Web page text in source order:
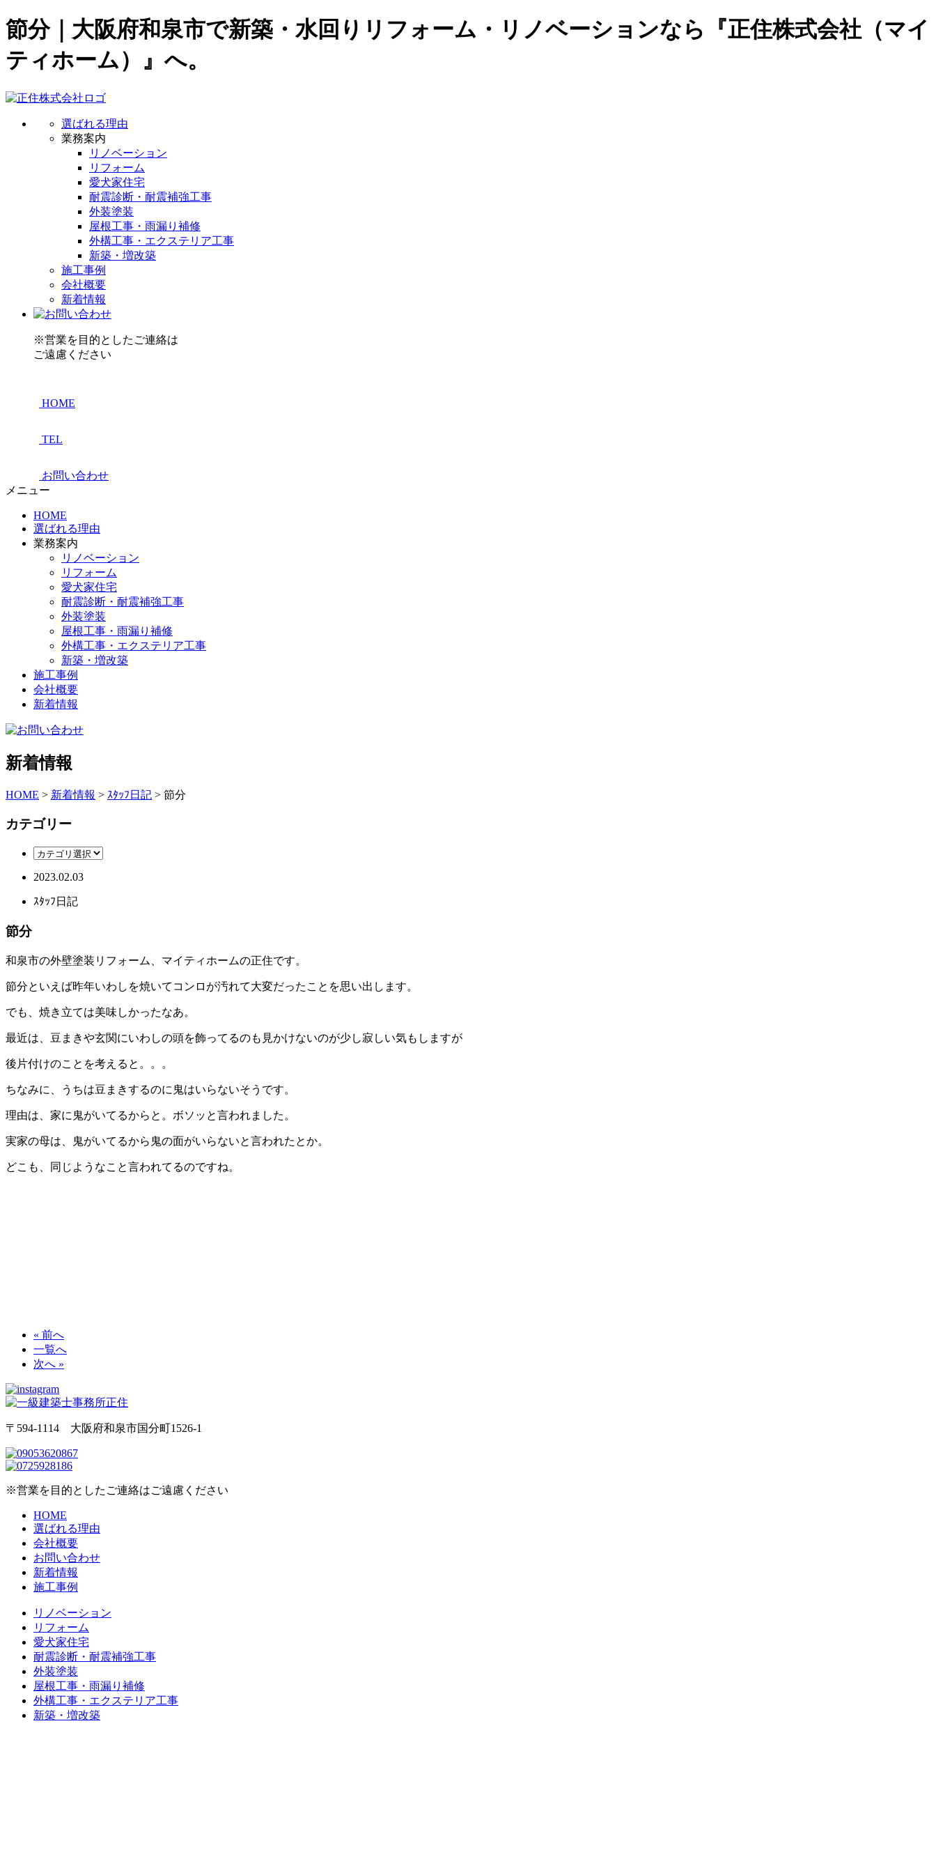
節分｜大阪府和泉市で新築・水回りリフォーム・リノベーションなら『正住株式会社（マイ
ティホーム）』へ。
選ばれる理由
業務案内
リノベーション
リフォーム
愛犬家住宅
耐震診断・耐震補強工事
外装塗装
屋根工事・雨漏り補修
外構工事・エクステリア工事
新築・増改築
施工事例
会社概要
新着情報
※営業を目的としたご連絡は
ご遠慮ください
HOME
TEL
お問い合わせ
メニュー
HOME
選ばれる理由
業務案内
リノベーション
リフォーム
愛犬家住宅
耐震診断・耐震補強工事
外装塗装
屋根工事・雨漏り補修
外構工事・エクステリア工事
新築・増改築
施工事例
会社概要
新着情報
新着情報
HOME > 新着情報 > ｽﾀｯﾌ日記 > 節分
カテゴリー
2023.02.03
ｽﾀｯﾌ日記
節分
和泉市の外壁塗装リフォーム、マイティホームの正住です。
節分といえば昨年いわしを焼いてコンロが汚れて大変だったことを思い出します。
でも、焼き立ては美味しかったなあ。
最近は、豆まきや玄関にいわしの頭を飾ってるのも見かけないのが少し寂しい気もしますが
後片付けのことを考えると。。。
ちなみに、うちは豆まきするのに鬼はいらないそうです。
理由は、家に鬼がいてるからと。ボソッと言われました。
実家の母は、鬼がいてるから鬼の面がいらないと言われたとか。
どこも、同じようなこと言われてるのですね。
« 前へ
一覧へ
次へ »
〒594-1114 大阪府和泉市国分町1526-1
※営業を目的としたご連絡はご遠慮ください
HOME
選ばれる理由
会社概要
お問い合わせ
新着情報
施工事例
リノベーション
リフォーム
愛犬家住宅
耐震診断・耐震補強工事
外装塗装
屋根工事・雨漏り補修
外構工事・エクステリア工事
新築・増改築